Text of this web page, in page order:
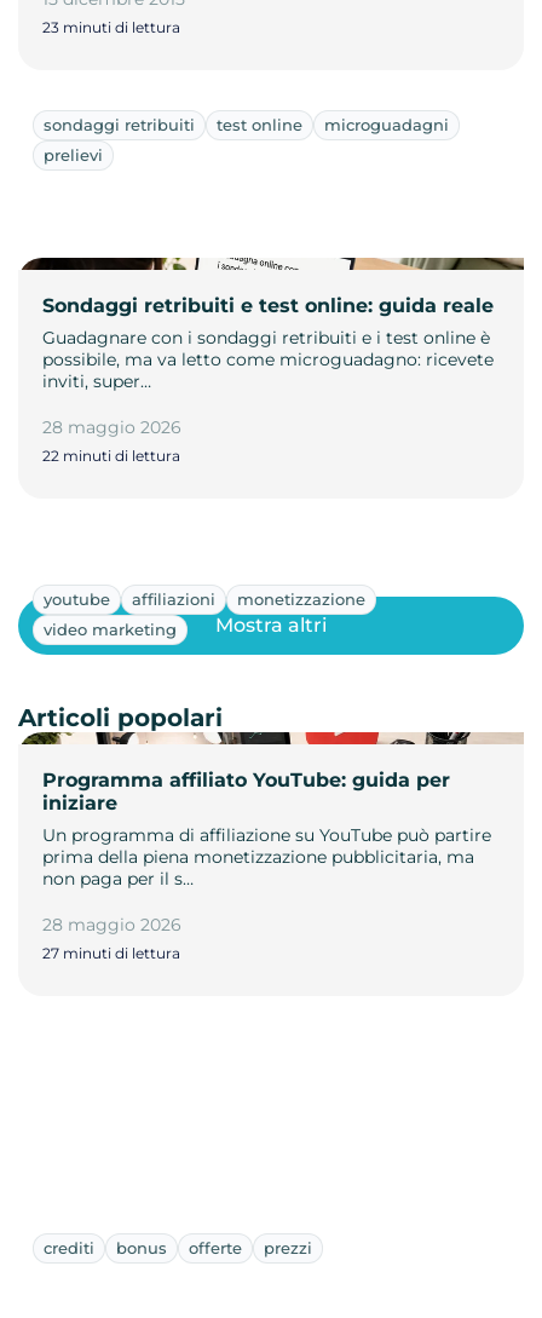
23 minuti di lettura
sondaggi retribuiti test online
microguadagni
prelievi
Sondaggi retribuiti e test online: guida reale
Guadagnare con i sondaggi retribuiti e i test online è
possibile, ma va letto come microguadagno: ricevete
inviti, super…
28 maggio 2026
22 minuti di lettura
youtube affiliazioni
monetizzazione
video marketing
Programma affiliato YouTube: guida per
iniziare
Un programma di affiliazione su YouTube può partire
prima della piena monetizzazione pubblicitaria, ma
non paga per il s…
28 maggio 2026
27 minuti di lettura
Mostra altri
Articoli popolari
crediti bonus offerte prezzi